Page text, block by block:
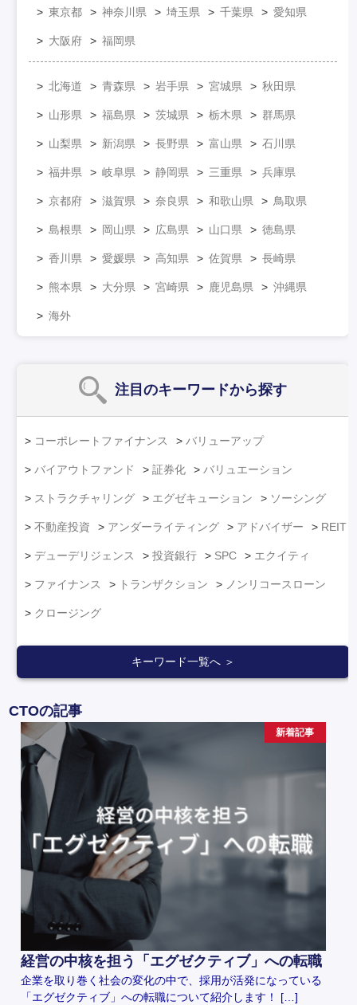
東京都 神奈川県 埼玉県 千葉県 愛知県
大阪府 福岡県
北海道 青森県 岩手県 宮城県 秋田県
山形県 福島県 茨城県 栃木県 群馬県
山梨県 新潟県 長野県 富山県 石川県
福井県 岐阜県 静岡県 三重県 兵庫県
京都府 滋賀県 奈良県 和歌山県 鳥取県
島根県 岡山県 広島県 山口県 徳島県
香川県 愛媛県 高知県 佐賀県 長崎県
熊本県 大分県 宮崎県 鹿児島県 沖縄県
海外
注目のキーワードから探す
コーポレートファイナンス バリューアップ
バイアウトファンド 証券化 バリュエーション
ストラクチャリング エグゼキューション ソーシング
不動産投資 アンダーライティング アドバイザー REIT
デューデリジェンス 投資銀行 SPC エクイティ
ファイナンス トランザクション ノンリコースローン
クロージング
キーワード一覧へ ＞
CTOの記事
新着記事
経営の中核を担う「エグゼクティブ」への転職
企業を取り巻く社会の変化の中で、採用が活発になっている
「エグゼクティブ」への転職について紹介します！ […]